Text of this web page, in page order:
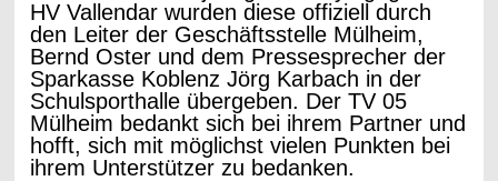
HV Vallendar wurden diese offiziell durch
den Leiter der Geschäftsstelle Mülheim,
Bernd Oster und dem Pressesprecher der
Sparkasse Koblenz Jörg Karbach in der
Schulsporthalle übergeben. Der TV 05
Mülheim bedankt sich bei ihrem Partner und
hofft, sich mit möglichst vielen Punkten bei
ihrem Unterstützer zu bedanken.